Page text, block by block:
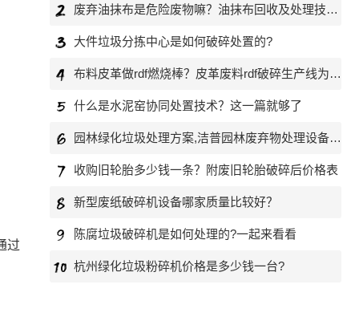
过
废弃油抹布是危险废物嘛？油抹布回收及处理技术介绍
大件垃圾分拣中心是如何破碎处置的?
布料皮革做rdf燃烧棒？皮革废料rdf破碎生产线为您助力
什么是水泥窑协同处置技术？这一篇就够了
园林绿化垃圾处理方案,洁普园林废弃物处理设备为您助力
收购旧轮胎多少钱一条？附废旧轮胎破碎后价格表
新型废纸破碎机设备哪家质量比较好？
陈腐垃圾破碎机是如何处理的?一起来看看
杭州绿化垃圾粉碎机价格是多少钱一台?